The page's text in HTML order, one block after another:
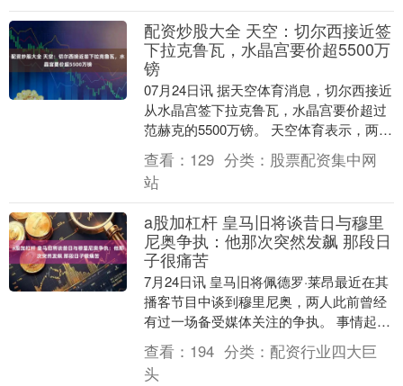
配资炒股大全 天空：切尔西接近签
下拉克鲁瓦，水晶宫要价超5500万
镑
07月24日讯 据天空体育消息，切尔西接近
从水晶宫签下拉克鲁瓦，水晶宫要价超过
范赫克的5500万镑。 天空体育表示，两家
俱乐部一直在就这位法国国脚的永久转会
进行....
查看： 129 分类： 股票配资集中网
站
a股加杠杆 皇马旧将谈昔日与穆里
尼奥争执：他那次突然发飙 那段日
子很痛苦
7月24日讯 皇马旧将佩德罗·莱昂最近在其
播客节目中谈到穆里尼奥，两人此前曾经
有过一场备受媒体关注的争执。 事情起因
是穆里尼奥多年前在新闻发布会上表示，
记者们谈....
查看： 194 分类： 配资行业四大巨
头